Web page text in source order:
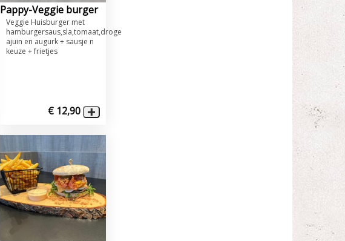
Pappy-Veggie burger
Veggie ​Huisburger met
hamburgersaus,sla,tomaat,droge
ajuin en augurk + sausje n
keuze + frietjes
€ 12,90